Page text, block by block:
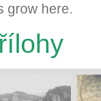
grow here.